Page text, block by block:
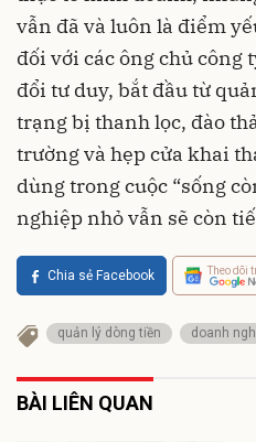
vẫn đã và luôn là điểm
đối với các ông chủ công
đổi tư duy, bắt đầu từ
trạng bị thanh lọc, đào
trường và hẹp cửa khai
dùng trong cuộc “sống
nghiệp nhỏ vẫn sẽ còn
Chia sẻ Facebook Theo dõi
quản lý dòng tiền doanh
BÀI LIÊN QUAN